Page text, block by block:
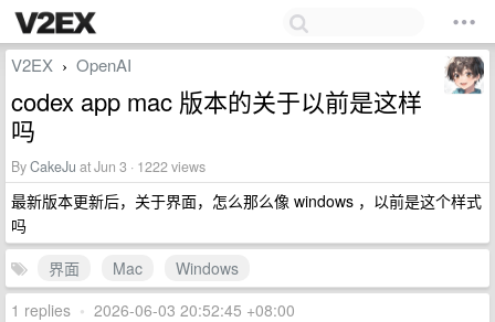
V2EX › OpenAI
codex app mac 版本的关于以前是这样
吗
ByCakeJu at Jun 3 · 1222 views
最新版本更新后，关于界面，怎么那么像 windows ，以前是这个样式
吗
界面
Mac
Windows
1 replies • 2026-06-03 20:52:45 +08:00